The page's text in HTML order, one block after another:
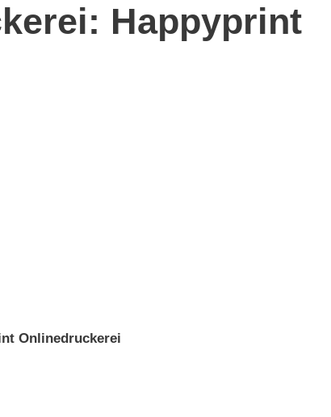
Happyprint
Onlinedruckerei